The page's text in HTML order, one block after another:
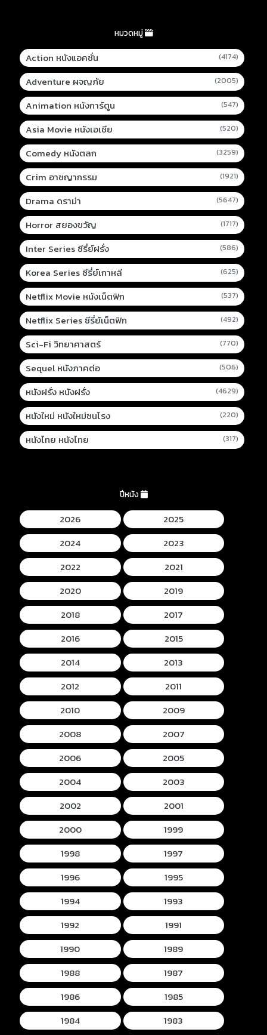
หมวดหมู่
Action หนังแอคชั่น (4174)
Adventure ผจญภัย (2005)
Animation หนังการ์ตูน (547)
Asia Movie หนังเอเชีย (520)
Comedy หนังตลก (3259)
Crim อาชญากรรม (1921)
Drama ดราม่า (5647)
Horror สยองขวัญ (1717)
Inter Series ซีรี่ย์ฝรั่ง (586)
Korea Series ซีรี่ย์เกาหลี (625)
Netflix Movie หนังเน็ตฟิก (537)
Netflix Series ซีรี่ย์เน็ตฟิก (492)
Sci-Fi วิทยาศาสตร์ (770)
Sequel หนังภาคต่อ (506)
หนังฝรั่ง หนังฝรั่ง (4629)
หนังใหม่ หนังใหม่ชนโรง (220)
หนังไทย หนังไทย (317)
ปีหนัง
2026
2025
2024
2023
2022
2021
2020
2019
2018
2017
2016
2015
2014
2013
2012
2011
2010
2009
2008
2007
2006
2005
2004
2003
2002
2001
2000
1999
1998
1997
1996
1995
1994
1993
1992
1991
1990
1989
1988
1987
1986
1985
1984
1983